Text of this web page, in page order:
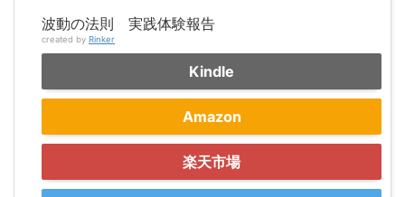
波動の法則 実践体験報告
created by Rinker
Kindle
Amazon
楽天市場